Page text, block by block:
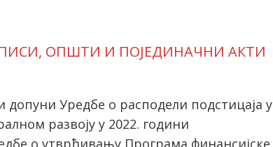
ОПШТИ И ПОЈЕДИНАЧНИ АКТИ
Уредбе о расподели подстицаја у
развоју у 2022. години
о утврђивању Програма финансијске